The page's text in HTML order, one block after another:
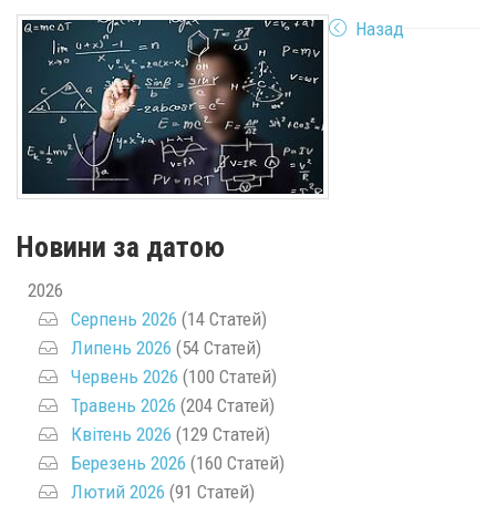
Назад
Новини за датою
2026
Серпень 2026 (14 Статей)
Липень 2026 (54 Статей)
Червень 2026 (100 Статей)
Травень 2026 (204 Статей)
Квітень 2026 (129 Статей)
Березень 2026 (160 Статей)
Лютий 2026 (91 Статей)